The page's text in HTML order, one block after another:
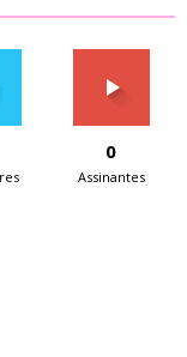
0
Assinantes